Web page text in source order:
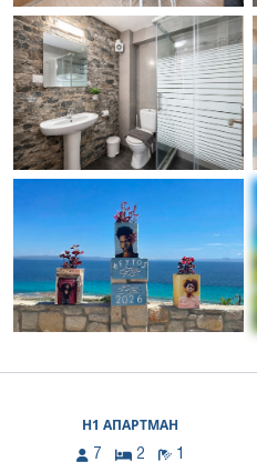
Н1 АПАРТМАН
7 2 1